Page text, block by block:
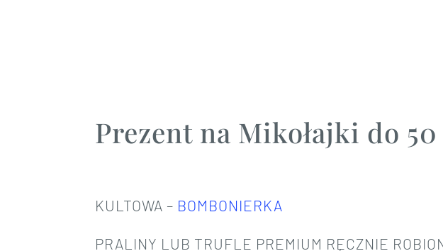
Prezent na Mikołajki do 50
KULTOWA – BOMBONIERKA
PRALINY LUB TRUFLE PREMIUM RĘCZNIE